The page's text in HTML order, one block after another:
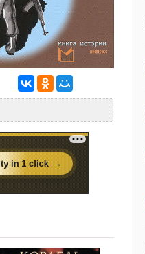
02:39
04:16
03:23
00:53